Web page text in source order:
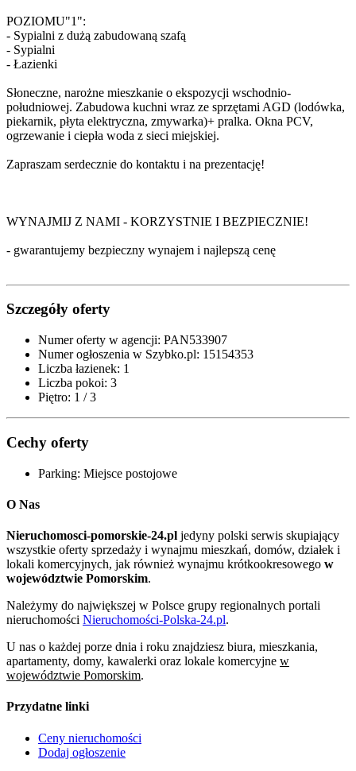
POZIOMU"1":
- Sypialni z dużą zabudowaną szafą
- Sypialni
- Łazienki
Słoneczne, narożne mieszkanie o ekspozycji wschodnio-
południowej. Zabudowa kuchni wraz ze sprzętami AGD (lodówka,
piekarnik, płyta elektryczna, zmywarka)+ pralka. Okna PCV,
ogrzewanie i ciepła woda z sieci miejskiej.
Zapraszam serdecznie do kontaktu i na prezentację!
WYNAJMIJ Z NAMI - KORZYSTNIE I BEZPIECZNIE!
- gwarantujemy bezpieczny wynajem i najlepszą cenę
Szczegóły oferty
Numer oferty w agencji: PAN533907
Numer ogłoszenia w Szybko.pl: 15154353
Liczba łazienek: 1
Liczba pokoi: 3
Piętro: 1 / 3
Cechy oferty
Parking: Miejsce postojowe
O Nas
Nieruchomosci-pomorskie-24.pl jedyny polski serwis skupiający
wszystkie oferty sprzedaży i wynajmu mieszkań, domów, działek i
lokali komercyjnych, jak również wynajmu krótkookresowego w
województwie Pomorskim.
Należymy do największej w Polsce grupy regionalnych portali
nieruchomości Nieruchomości-Polska-24.pl.
U nas o każdej porze dnia i roku znajdziesz biura, mieszkania,
apartamenty, domy, kawalerki oraz lokale komercyjne w
województwie Pomorskim.
Przydatne linki
Ceny nieruchomości
Dodaj ogłoszenie